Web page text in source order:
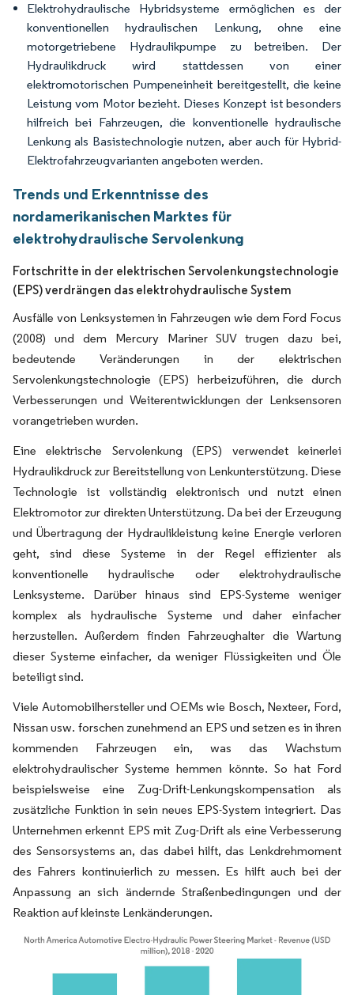
Elektrohydraulische Hybridsysteme ermöglichen es der
konventionellen hydraulischen Lenkung, ohne eine
motorgetriebene Hydraulikpumpe zu betreiben. Der
Hydraulikdruck wird stattdessen von einer
elektromotorischen Pumpeneinheit bereitgestellt, die keine
Leistung vom Motor bezieht. Dieses Konzept ist besonders
hilfreich bei Fahrzeugen, die konventionelle hydraulische
Lenkung als Basistechnologie nutzen, aber auch für Hybrid-
Elektrofahrzeugvarianten angeboten werden.
Trends und Erkenntnisse des
nordamerikanischen Marktes für
elektrohydraulische Servolenkung
Fortschritte in der elektrischen Servolenkungstechnologie
(EPS) verdrängen das elektrohydraulische System
Ausfälle von Lenksystemen in Fahrzeugen wie dem Ford Focus
(2008) und dem Mercury Mariner SUV trugen dazu bei,
bedeutende Veränderungen in der elektrischen
Servolenkungstechnologie (EPS) herbeizuführen, die durch
Verbesserungen und Weiterentwicklungen der Lenksensoren
vorangetrieben wurden.
Eine elektrische Servolenkung (EPS) verwendet keinerlei
Hydraulikdruck zur Bereitstellung von Lenkunterstützung. Diese
Technologie ist vollständig elektronisch und nutzt einen
Elektromotor zur direkten Unterstützung. Da bei der Erzeugung
und Übertragung der Hydraulikleistung keine Energie verloren
geht, sind diese Systeme in der Regel effizienter als
konventionelle hydraulische oder elektrohydraulische
Lenksysteme. Darüber hinaus sind EPS-Systeme weniger
komplex als hydraulische Systeme und daher einfacher
herzustellen. Außerdem finden Fahrzeughalter die Wartung
dieser Systeme einfacher, da weniger Flüssigkeiten und Öle
beteiligt sind.
Viele Automobilhersteller und OEMs wie Bosch, Nexteer, Ford,
Nissan usw. forschen zunehmend an EPS und setzen es in ihren
kommenden Fahrzeugen ein, was das Wachstum
elektrohydraulischer Systeme hemmen könnte. So hat Ford
beispielsweise eine Zug-Drift-Lenkungskompensation als
zusätzliche Funktion in sein neues EPS-System integriert. Das
Unternehmen erkennt EPS mit Zug-Drift als eine Verbesserung
des Sensorsystems an, das dabei hilft, das Lenkdrehmoment
des Fahrers kontinuierlich zu messen. Es hilft auch bei der
Anpassung an sich ändernde Straßenbedingungen und der
Reaktion auf kleinste Lenkänderungen.